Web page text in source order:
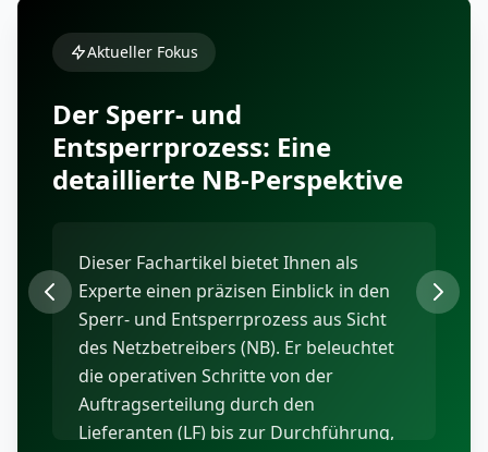
Aktueller Fokus
Wie navigieren Sie Ihr Unternehmen
sicher durch die dynamische
Energielandschaft 2026? Dieser
Kalender bietet Ihnen als
Energieexperten den entscheidenden
Vorteil, indem er präzise Antworten auf
Aktueller Fokus
Als Experte im deutschen Energiemarkt
stehen Sie vor der Herausforderung,
komplexe Abrechnungsprozesse
zwischen Netzbetreibern (NB),
Messstellenbetreibern (MSB) und
Lieferanten (LF) fehlerfrei zu gestalten.
Aktueller Fokus
Der Sperr- und
Entsperrprozess: Eine
detaillierte NB-Perspektive
Dieser Fachartikel bietet Ihnen als
Experte einen präzisen Einblick in den
Sperr- und Entsperrprozess aus Sicht
des Netzbetreibers (NB). Er beleuchtet
die operativen Schritte von der
Auftragserteilung durch den
Lieferanten (LF) bis zur Durchführung,